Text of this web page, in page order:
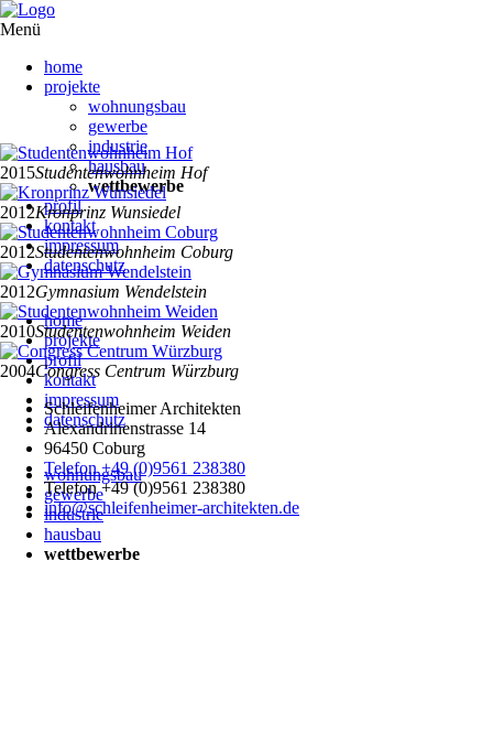
Menü
überspringen
home
projekte
wohnungsbau
gewerbe
industrie
hausbau
wettbewerbe
profil
kontakt
impressum
datenschutz
Navigation
überspringen
home
projekte
profil
kontakt
impressum
datenschutz
Navigation
überspringenwohnungsbau
gewerbe
industrie
hausbau
wettbewerbe
2015Studentenwohnheim Hof
2012Kronprinz Wunsiedel
2012Studentenwohnheim Coburg
2012Gymnasium Wendelstein
2010Studentenwohnheim Weiden
2004Congress Centrum Würzburg
Schleifenheimer Architekten
Alexandrinenstrasse 14
96450 Coburg
Telefon +49 (0)9561 238380
Telefon +49 (0)9561 238380
info@schleifenheimer-architekten.de